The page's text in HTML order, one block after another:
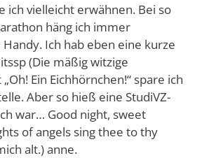
ich vielleicht erwähnen. Bei so
häng ich immer
Ich hab eben eine kurze
(Die mäßig witzige
Ein Eichhörnchen!“ spare ich
Aber so hieß eine StudiVZ-
war… Good night, sweet
of angels sing thee to thy
alt.) anne.